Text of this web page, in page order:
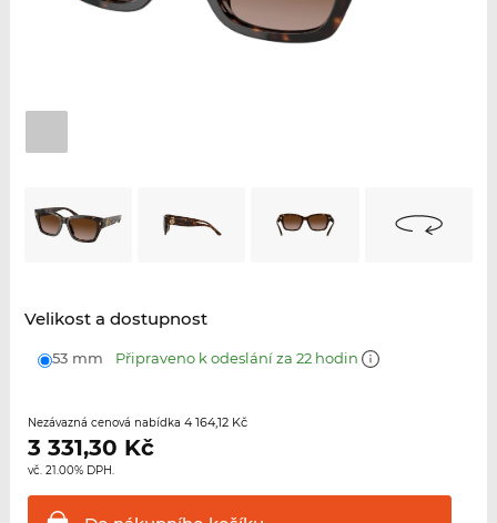
Velikost a dostupnost
53 mm Připraveno k odeslání za 22 hodin
Nezávazná cenová nabídka 4 164,12 Kč
3 331,30 Kč
vč. 21.00% DPH.